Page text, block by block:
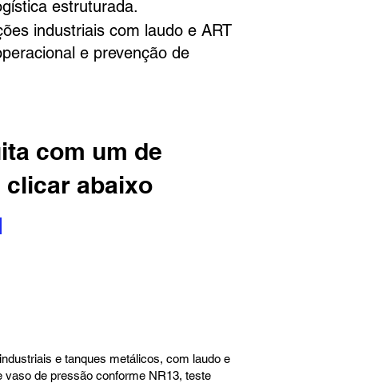
estruturada.
industriais com laudo e ART
e prevenção de
com um de
clicar abaixo
e tanques metálicos, com laudo e
de pressão conforme NR13, teste